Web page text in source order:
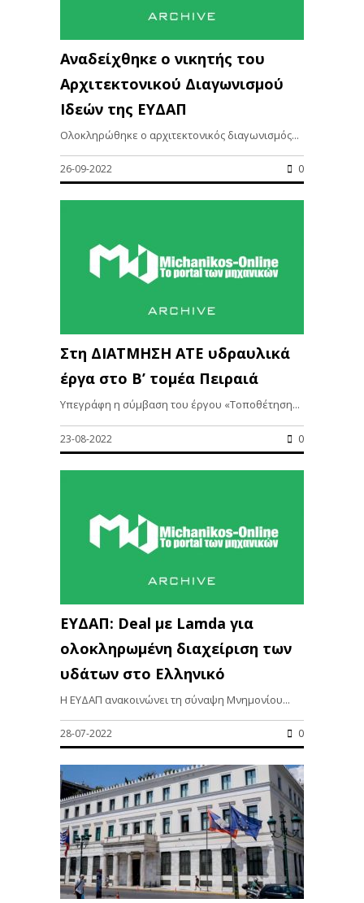
Αναδείχθηκε ο νικητής του
Αρχιτεκτονικού Διαγωνισμού
Ιδεών της ΕΥΔΑΠ
Ολοκληρώθηκε ο αρχιτεκτονικός διαγωνισμός...
26-09-2022 0
Στη ΔΙΑΤΜΗΣΗ ΑΤΕ υδραυλικά
έργα στο Β’ τομέα Πειραιά
Υπεγράφη η σύμβαση του έργου «Τοποθέτηση...
23-08-2022 0
ΕΥΔΑΠ: Deal με Lamda για
ολοκληρωμένη διαχείριση των
υδάτων στο Ελληνικό
H ΕΥΔΑΠ ανακοινώνει τη σύναψη Μνημονίου...
28-07-2022 0